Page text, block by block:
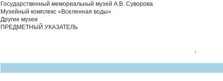
Государственный мемориальный музей А.В. Суворова
Музейный комплекс «Вселенная воды»
Другие музеи
ПРЕДМЕТНЫЙ УКАЗАТЕЛЬ
,